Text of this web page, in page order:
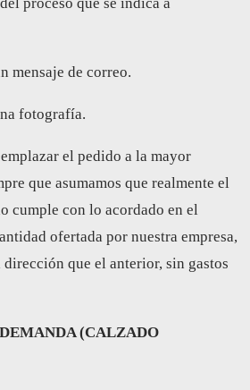
mensaje de correo.
fotografía.
el pedido a la mayor
que asumamos que realmente el
cumple con lo acordado en el
ofertada por nuestra empresa,
que el anterior, sin gastos
(CALZADO